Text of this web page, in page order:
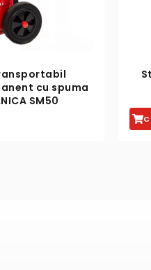
presurizat
cu spuma
SM9